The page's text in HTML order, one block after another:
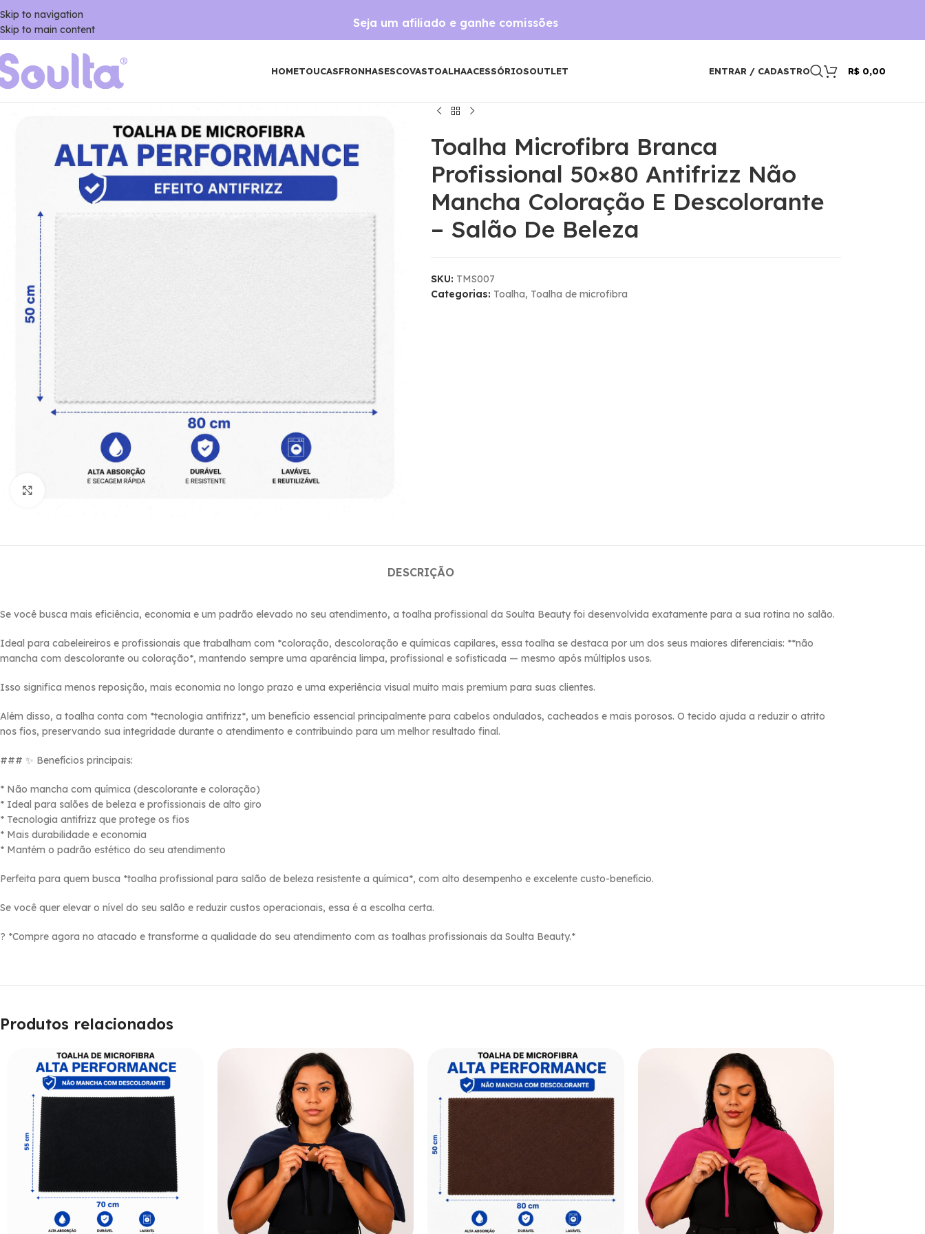
Skip to navigation
Skip to main content
Seja um afiliado e ganhe comissões
HOMETOUCASFRONHASESCOVASTOALHAACESSÓRIOSOUTLET ENTRAR / CADASTRO R$0,00
Toalha Microfibra Branca
Profissional 50×80 Antifrizz Não
Mancha Coloração E Descolorante
– Salão De Beleza
SKU: TMS007
Categorias: Toalha, Toalha de microfibra
DESCRIÇÃO
Se você busca mais eficiência, economia e um padrão elevado no seu atendimento, a toalha profissional da Soulta Beauty foi desenvolvida exatamente para a sua rotina no salão.
Ideal para cabeleireiros e profissionais que trabalham com *coloração, descoloração e químicas capilares, essa toalha se destaca por um dos seus maiores diferenciais: **não
mancha com descolorante ou coloração*, mantendo sempre uma aparência limpa, profissional e sofisticada — mesmo após múltiplos usos.
Isso significa menos reposição, mais economia no longo prazo e uma experiência visual muito mais premium para suas clientes.
Além disso, a toalha conta com *tecnologia antifrizz*, um benefício essencial principalmente para cabelos ondulados, cacheados e mais porosos. O tecido ajuda a reduzir o atrito
nos fios, preservando sua integridade durante o atendimento e contribuindo para um melhor resultado final.
### ✨ Benefícios principais:
* Não mancha com química (descolorante e coloração)
* Ideal para salões de beleza e profissionais de alto giro
* Tecnologia antifrizz que protege os fios
* Mais durabilidade e economia
* Mantém o padrão estético do seu atendimento
Perfeita para quem busca *toalha profissional para salão de beleza resistente a química*, com alto desempenho e excelente custo-benefício.
Se você quer elevar o nível do seu salão e reduzir custos operacionais, essa é a escolha certa.
? *Compre agora no atacado e transforme a qualidade do seu atendimento com as toalhas profissionais da Soulta Beauty.*
Produtos relacionados